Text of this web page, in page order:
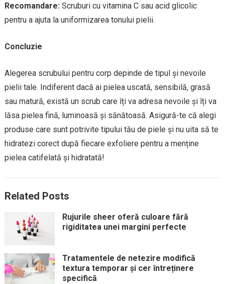
Recomandare:Scruburi cu vitamina C sau acid glicolic
pentru a ajuta la uniformizarea tonului pielii.
Concluzie
Alegerea scrubului pentru corp depinde de tipul și nevoile
pielii tale. Indiferent dacă ai pielea uscată, sensibilă, grasă
sau matură, există un scrub care îți va adresa nevoile și îți va
lăsa pielea fină, luminoasă și sănătoasă. Asigură-te că alegi
produse care sunt potrivite tipului tău de piele și nu uita să te
hidratezi corect după fiecare exfoliere pentru a menține
pielea catifelată și hidratată!
Related Posts
Rujurile sheer oferă culoare fără
rigiditatea unei margini perfecte
Tratamentele de netezire modifică
textura temporar și cer întreținere
specifică